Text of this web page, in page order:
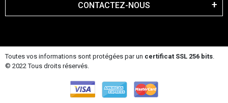
CONTACTEZ-NOUS
Toutes vos informations sont protégées par un certificat SSL 256 bits.
© 2022 Tous droits réservés.